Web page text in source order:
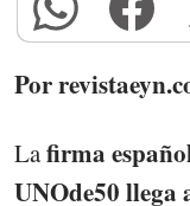
Por
Lafirma
UNOde50 llega